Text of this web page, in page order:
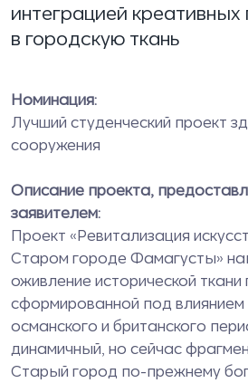
интеграцией креативных
в городскую ткань
Номинация:
Лучший студенческий проект
сооружения
Описание проекта,
заявителем:
Проект «Ревитализация
Старом городе Фамагусты»
оживление исторической ткани
сформированной под влиянием
османского и британского
динамичный, но сейчас
Старый город по-прежнему